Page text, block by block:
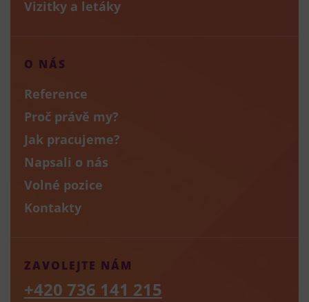
Vizitky a letáky
O NÁS
Reference
Proč právě my?
Jak pracujeme?
Napsali o nás
Volné pozice
Kontakty
ZAVOLEJTE NÁM
+420 736 141 215